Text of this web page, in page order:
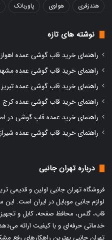
هندزفری
هواوی پاوربانک
نوشته های تازه
راهنمای خرید قاب گوشی عمده
راهنمای خرید قاب گوشی عمده
راهنمای خرید قاب گوشی عمده
راهنمای خرید قاب گوشی عمده
راهنمای خرید عمده قاب گوشی در
راهنمای خرید قاب گوشی عمده
درباره تهران جانبی
فروشگاه تهران جانبی اولین و قدیمی
لوازم جانبی موبایلدر ایران است. این
قاب، گلس، محافظ صفحه، کابل و
خدماتی حرفه‌ای و با کیفیت ارائه
تهران جانبی بهترین راهکارهای رفع